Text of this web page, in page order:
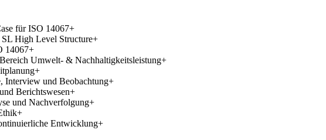
für ISO 14067+
High Level Structure+
14067+
Umwelt- & Nachhaltigkeitsleistung+
+
und Beobachtung+
Berichtswesen+
und Nachverfolgung+
+
Entwicklung+